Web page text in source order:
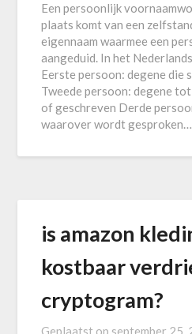
Een persoonlijk
plaats komt van een
eigennaam waarmee een
aangeduid. In het
Eerste persoon: degene die
Tweede persoon: degene
of geschreven Derde
waarover wordt gesproken…
is amazon
kostbaar
cryptogram?
Geplaatst op september 25,